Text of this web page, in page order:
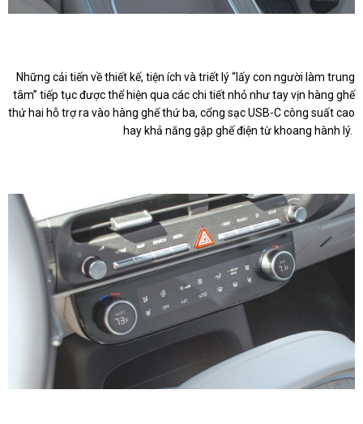
Những cải tiến về thiết kế, tiện ích và triết lý “lấy con người làm trung
tâm” tiếp tục được thể hiện qua các chi tiết nhỏ như tay vịn hàng ghế
thứ hai hỗ trợ ra vào hàng ghế thứ ba, cổng sạc USB-C công suất cao
hay khả năng gập ghế điện từ khoang hành lý.